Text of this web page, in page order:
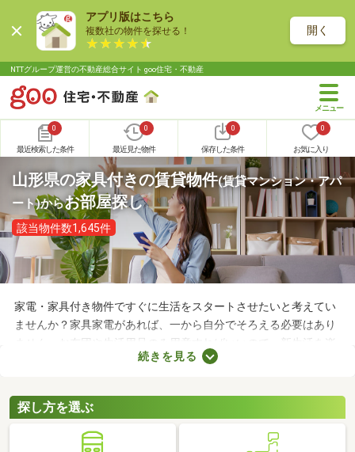
アプリ版はこちら
複数社の物件を探せる！ 開く
NTTグループ運営の不動産総合サイト goo住宅・不動産
0
最近検索した条件
0
最近見た物件
0
保存した条件
0
お気に入り
山形県の家具付きの賃貸物件(賃貸マンション・アパ
ート)からお部屋探し
該当物件数1,645件
家電・家具付き物件ですぐに生活をスタートさせたいと考えてい
ませんか？家具家電があれば、一から自分でそろえる必要はあり
ません。お布団や生活用品のみ用意すればいいので、新生活を楽
に始められます。ここでは、家電・家具付きの物件を紹介しま
見つけたら内見予約をしてみましょう。
続きを見る
探し方を選ぶ